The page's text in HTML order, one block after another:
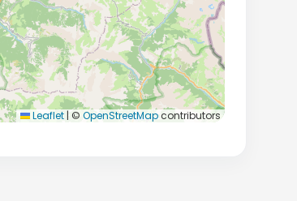
Leaflet | © OpenStreetMapcontributors